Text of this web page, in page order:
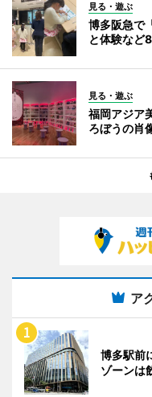
見る・遊ぶ
博多阪急で
と体験など
見る・遊ぶ
福岡アジア
ろぼうの肖
ア
博多駅前
ゾーンは